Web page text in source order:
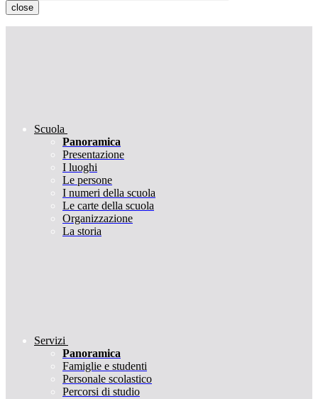
close
Scuola
Panoramica
Presentazione
I luoghi
Le persone
I numeri della scuola
Le carte della scuola
Organizzazione
La storia
Servizi
Panoramica
Famiglie e studenti
Personale scolastico
Percorsi di studio